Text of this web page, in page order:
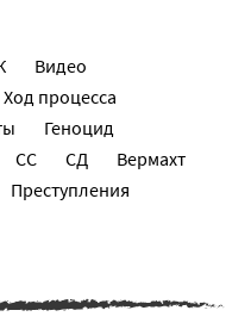
Видео
Ход процесса
Геноцид
СС СД
Вермахт
Преступления